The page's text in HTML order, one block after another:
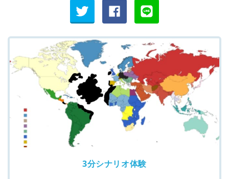
3分シナリオ体験